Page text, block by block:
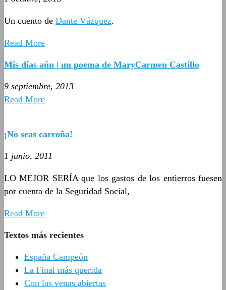
Un cuento de Dante Vázquez.
Read More
Mis días aún | un poema de MaryCarmen Castillo
9 septiembre, 2013
Read More
¡No seas carroña!
1 junio, 2011
LO MEJOR SERÍA que los gastos de los entierros fuesen
por cuenta de la Seguridad Social,
Read More
Textos más recientes
España Campeón
La Final más querida
Con las venas abiertas